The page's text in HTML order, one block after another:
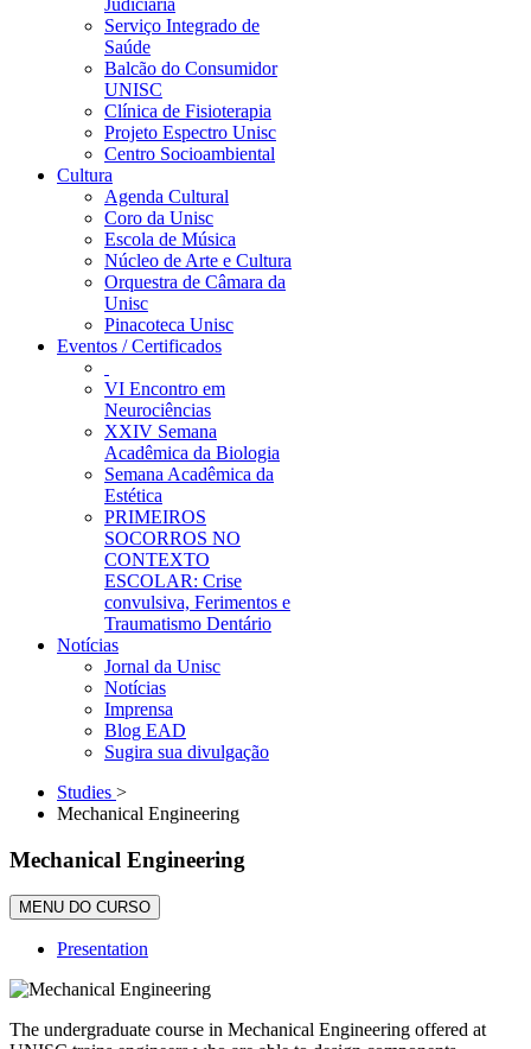
Judiciária
Serviço Integrado de
Saúde
Balcão do Consumidor
UNISC
Clínica de Fisioterapia
Projeto Espectro Unisc
Centro Socioambiental
Cultura
Agenda Cultural
Coro da Unisc
Escola de Música
Núcleo de Arte e Cultura
Orquestra de Câmara da
Unisc
Pinacoteca Unisc
Eventos / Certificados
VI Encontro em
Neurociências
XXIV Semana
Acadêmica da Biologia
Semana Acadêmica da
Estética
PRIMEIROS
SOCORROS NO
CONTEXTO
ESCOLAR: Crise
convulsiva, Ferimentos e
Traumatismo Dentário
Notícias
Jornal da Unisc
Notícias
Imprensa
Blog EAD
Sugira sua divulgação
Studies >
Mechanical Engineering
Mechanical Engineering
MENU DO CURSO
Presentation
The undergraduate course in Mechanical Engineering offered at